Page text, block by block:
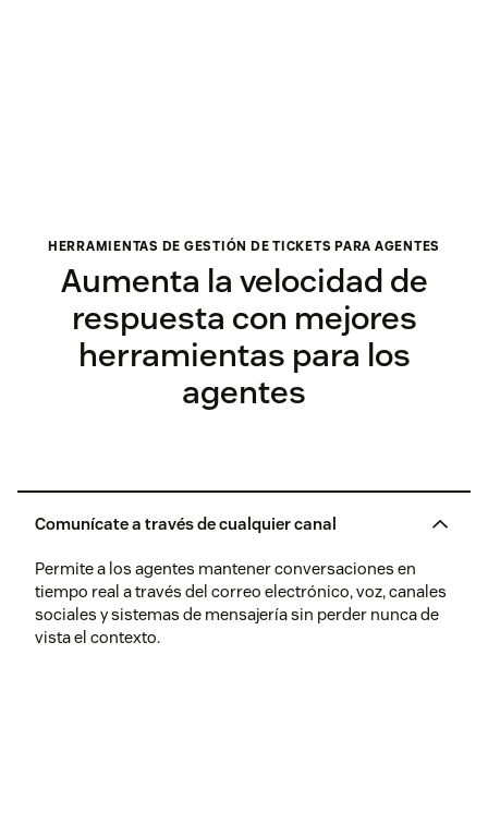
HERRAMIENTAS DE GESTIÓN DE TICKETS PARA AGENTES
Aumenta la velocidad de
respuesta con mejores
herramientas para los
agentes
Comunícate a través de cualquier canal
Permite a los agentes mantener conversaciones en
tiempo real a través del correo electrónico, voz, canales
sociales y sistemas de mensajería sin perder nunca de
vista el contexto.